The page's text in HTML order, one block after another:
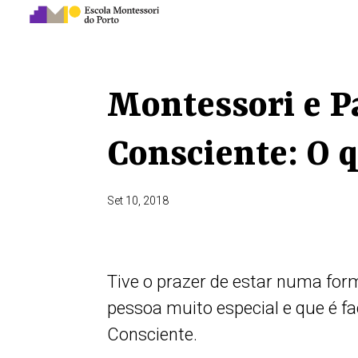
Montessori e
Consciente: O
Set 10, 2018
Tive o prazer de estar numa
pessoa muito especial e que é
Consciente.